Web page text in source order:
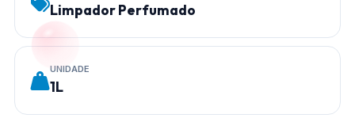
Limpador Perfumado
UNIDADE
1L